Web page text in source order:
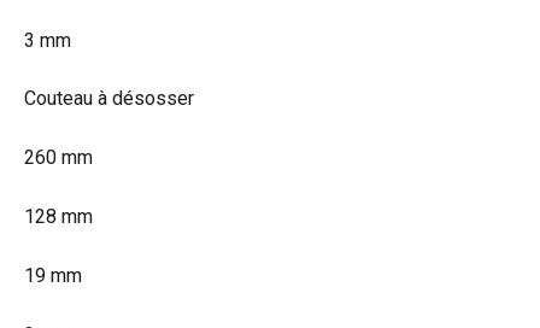
3 mm
Couteau à désosser
260 mm
128 mm
19 mm